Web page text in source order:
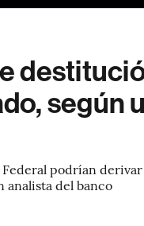
según
Federal podrían
analista del banco